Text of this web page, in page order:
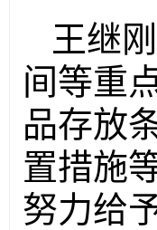
王继
间等重
品存放
置措施
努力给